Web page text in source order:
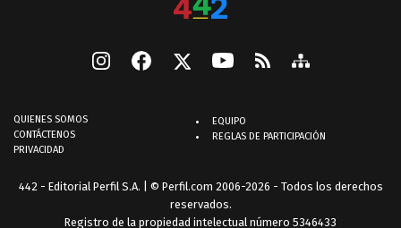
QUIENES SOMOS
CONTÁCTENOS
PRIVACIDAD
EQUIPO
REGLAS DE PARTICIPACIÓN
442 - Editorial Perfil S.A. | © Perfil.com 2006-2026 - Todos los derechos
reservados.
Registro de la propiedad intelectual número 5346433